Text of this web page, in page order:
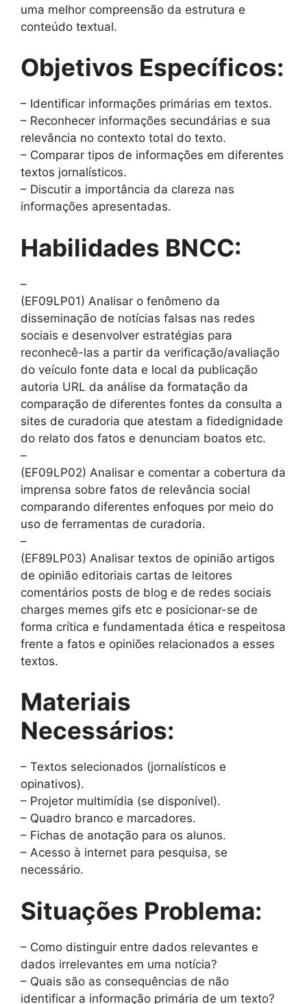
uma melhor compreensão da estrutura e
conteúdo textual.
Objetivos Específicos:
– Identificar informações primárias em textos.
– Reconhecer informações secundárias e sua
relevância no contexto total do texto.
– Comparar tipos de informações em diferentes
textos jornalísticos.
– Discutir a importância da clareza nas
informações apresentadas.
Habilidades BNCC:
–
(EF09LP01) Analisar o fenômeno da
disseminação de notícias falsas nas redes
sociais e desenvolver estratégias para
reconhecê-las a partir da verificação/avaliação
do veículo fonte data e local da publicação
autoria URL da análise da formatação da
comparação de diferentes fontes da consulta a
sites de curadoria que atestam a fidedignidade
do relato dos fatos e denunciam boatos etc.
–
(EF09LP02) Analisar e comentar a cobertura da
imprensa sobre fatos de relevância social
comparando diferentes enfoques por meio do
uso de ferramentas de curadoria.
–
(EF89LP03) Analisar textos de opinião artigos
de opinião editoriais cartas de leitores
comentários posts de blog e de redes sociais
charges memes gifs etc e posicionar-se de
forma crítica e fundamentada ética e respeitosa
frente a fatos e opiniões relacionados a esses
textos.
Materiais
Necessários:
– Textos selecionados (jornalísticos e
opinativos).
– Projetor multimídia (se disponível).
– Quadro branco e marcadores.
– Fichas de anotação para os alunos.
– Acesso à internet para pesquisa, se
necessário.
Situações Problema:
– Como distinguir entre dados relevantes e
dados irrelevantes em uma notícia?
– Quais são as consequências de não
identificar a informação primária de um texto?